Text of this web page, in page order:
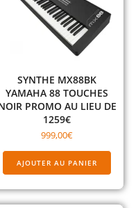
SYNTHE MX88BK
YAMAHA 88 TOUCHES
PROMO AU LIEU DE
1259€
999,00€
AJOUTER AU PANIER